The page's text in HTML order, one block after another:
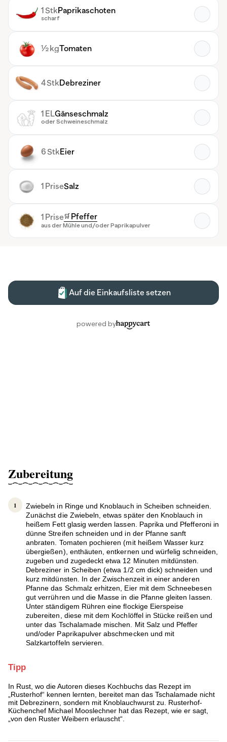
Zubereitung
Zwiebeln in Ringe und Knoblauch in Scheiben schneiden.
Zunächst die Zwiebeln, etwas später den Knoblauch in
heißem Fett glasig werden lassen. Paprika und Pfefferoni in
dünne Streifen schneiden und in der Pfanne sanft
anbraten. Tomaten pochieren (mit heißem Wasser kurz
übergießen), enthäuten, entkernen und würfelig schneiden,
zugeben und zugedeckt etwa 12 Minuten mitdünsten.
Debreziner in Scheiben (etwa 1/2 cm dick) schneiden und
kurz mitdünsten. In der Zwischenzeit in einer anderen
Pfanne das Schmalz erhitzen, Eier mit dem Schneebesen
gut verrühren und die Masse in die Pfanne gleiten lassen.
Unter ständigem Rühren eine flockige Eierspeise
zubereiten, diese mit dem Kochlöffel in Stücke reißen und
unter das Tschalamade mischen. Mit Salz und Pfeffer
und/oder Paprikapulver abschmecken und mit
Salzkartoffeln servieren.
Tipp
In Rust, wo die Autoren dieses Kochbuchs das Rezept im
„Rusterhof“ kennen lernten, bereitet man das Tschalamade nicht
mit Debrezinern, sondern mit Knoblauchwurst zu. Rusterhof-
Küchenchef Michael Mooslechner hat das Rezept, wie er sagt,
„von den Ruster Weibern erlauscht“.